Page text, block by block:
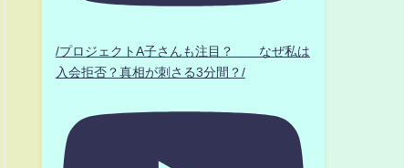
/プロジェクトA子さんも注目？ なぜ私は
入会拒否？真相が刺さる3分間？/